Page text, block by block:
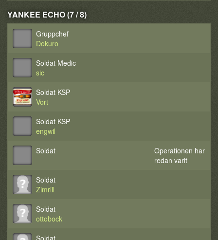
YANKEE ECHO (7 / 8)
Gruppchef
Dokuro
Soldat Medic
sic
Soldat KSP
Vort
Soldat KSP
engwil
Soldat
Operationen har
redan varit
Soldat
Zimrill
Soldat
ottobock
Soldat